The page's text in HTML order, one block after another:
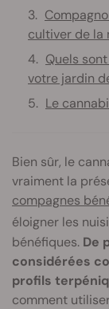
cultiver de la
Quels
votre jardin
Le
Bien sûr, le
vraiment la
compagnes
éloigner les
bénéfiques. De
considérées
profils
comment